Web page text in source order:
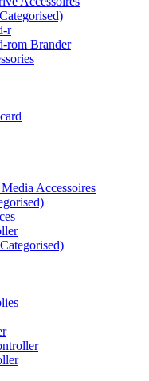
r
rom Brander
Accessoires